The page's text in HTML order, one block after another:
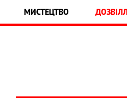
МИСТЕЦТВО